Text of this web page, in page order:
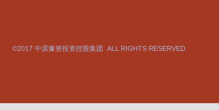
©2017 中原豫资投资控股集团 ALL RIGHTS RESERVED.